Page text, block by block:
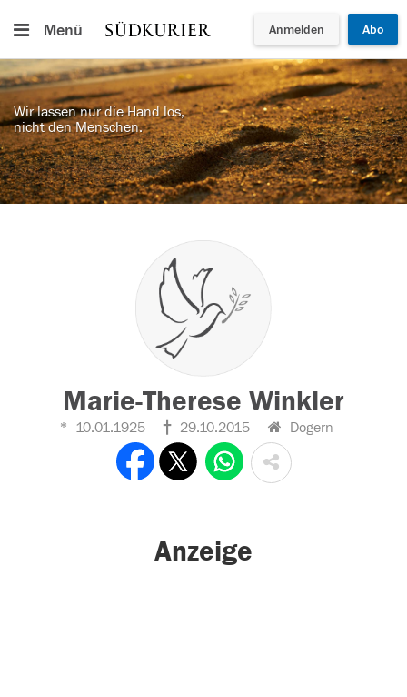
Menü Anmelden Abo
Wir lassen nur die Hand los,
nicht den Menschen.
Marie-Therese Winkler
10.01.1925 29.10.2015 Dogern
Anzeige